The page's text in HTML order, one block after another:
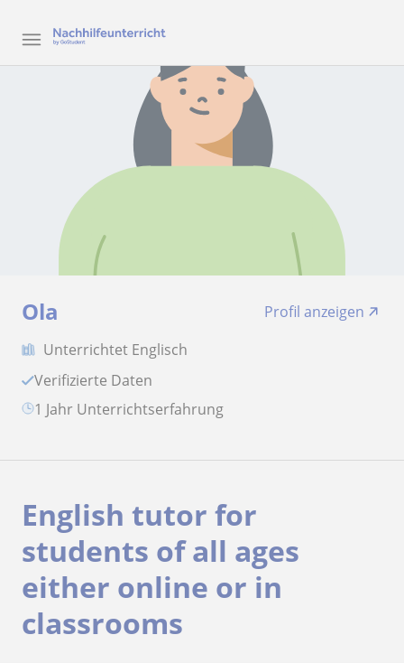
Ola
Profil anzeigen
Unterrichtet Englisch
Verifizierte Daten
1 Jahr Unterrichtserfahrung
English tutor for
students of all ages
either online or in
classrooms